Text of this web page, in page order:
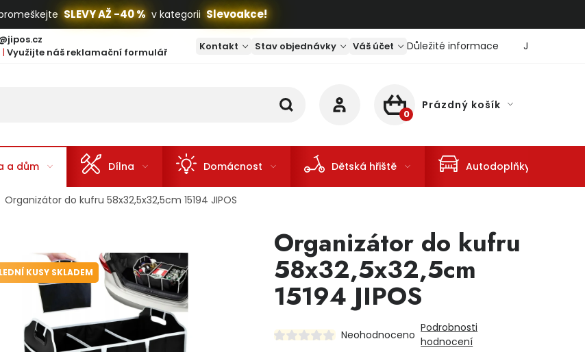
SLEVY AŽ -40 % v kategorii Slevoakce!
| Využijte náš reklamační formulář Kontakt Stav objednávky Váš účet Důležité informace Jaký je
NÁKUPNÍ KOŠÍK
Prázdný košík
a dům Dílna Domácnost Dětská hřiště Autodoplňky
Organizátor do kufru 58x32,5x32,5cm 15194 JIPOS
Organizátor do kufru
58x32,5x32,5cm
15194 JIPOS
Neohodnoceno
Podrobnosti
hodnocení
KUSY SKLADEM